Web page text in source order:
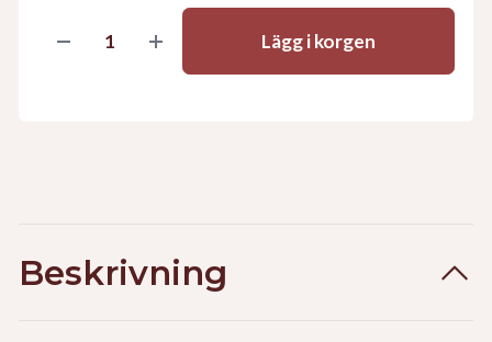
Lägg i korgen
Beskrivning